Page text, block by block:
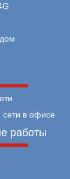
сети в офисе
работы